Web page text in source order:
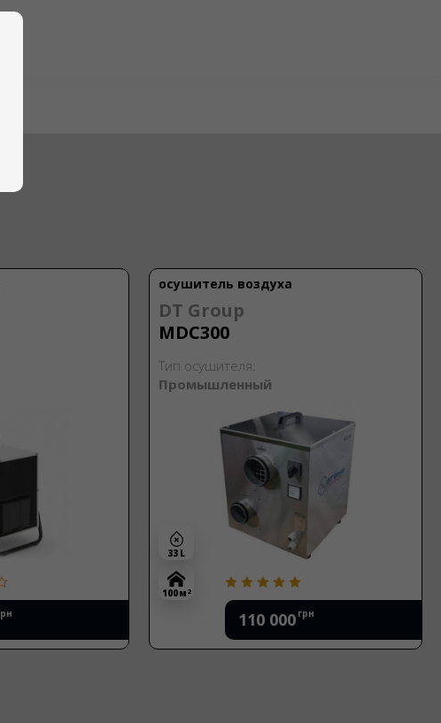
осушитель воздуха
DT Group
MDC300
Тип осушителя:
Промышленный
110 000 грн
33 L
100 м 2